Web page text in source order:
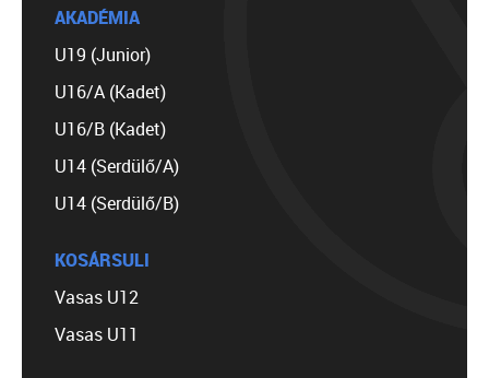
AKADÉMIA
U19 (Junior)
U16/A (Kadet)
U16/B (Kadet)
U14 (Serdülő/A)
U14 (Serdülő/B)
KOSÁRSULI
Vasas U12
Vasas U11